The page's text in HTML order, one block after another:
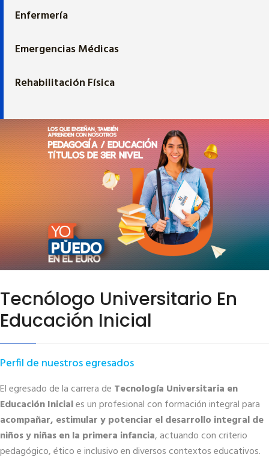
Enfermería
Emergencias Médicas
Rehabilitación Física
Tecnólogo Universitario En
Educación Inicial
Perfil de nuestros egresados
El egresado de la carrera de Tecnología Universitaria en
Educación Iniciales un profesional con formación integral para
acompañar, estimular y potenciar el desarrollo integral de
niños y niñas en la primera infancia, actuando con criterio
pedagógico, ético e inclusivo en diversos contextos educativos.